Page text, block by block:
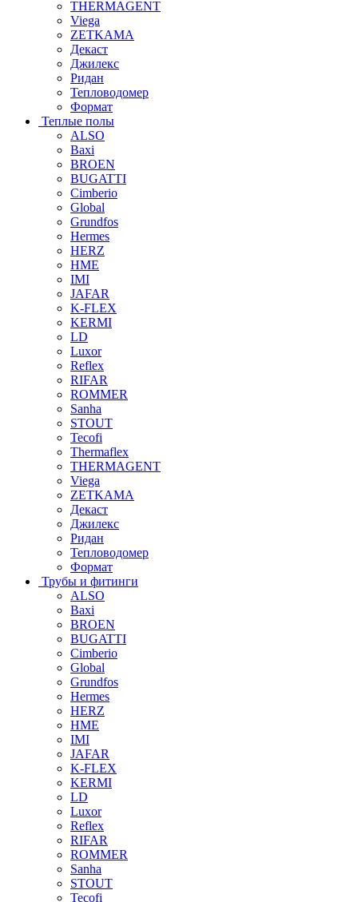
THERMAGENT
Viega
ZETKAMA
Декаст
Джилекс
Ридан
Тепловодомер
Формат
Теплые полы
ALSO
Baxi
BROEN
BUGATTI
Cimberio
Global
Grundfos
Hermes
HERZ
HME
IMI
JAFAR
K-FLEX
KERMI
LD
Luxor
Reflex
RIFAR
ROMMER
Sanha
STOUT
Tecofi
Thermaflex
THERMAGENT
Viega
ZETKAMA
Декаст
Джилекс
Ридан
Тепловодомер
Формат
Трубы и фитинги
ALSO
Baxi
BROEN
BUGATTI
Cimberio
Global
Grundfos
Hermes
HERZ
HME
IMI
JAFAR
K-FLEX
KERMI
LD
Luxor
Reflex
RIFAR
ROMMER
Sanha
STOUT
Tecofi